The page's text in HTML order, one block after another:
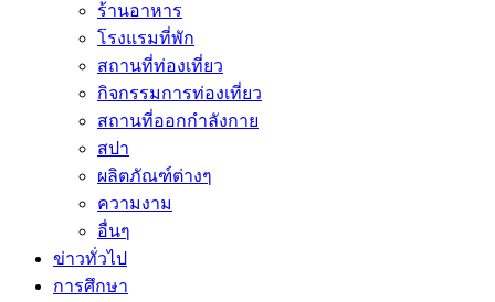
ร้านอาหาร
โรงแรมที่พัก
สถานที่ท่องเที่ยว
กิจกรรมการท่องเที่ยว
สถานที่ออกกำลังกาย
สปา
ผลิตภัณฑ์ต่างๆ
ความงาม
อื่นๆ
ข่าวทั่วไป
การศึกษา